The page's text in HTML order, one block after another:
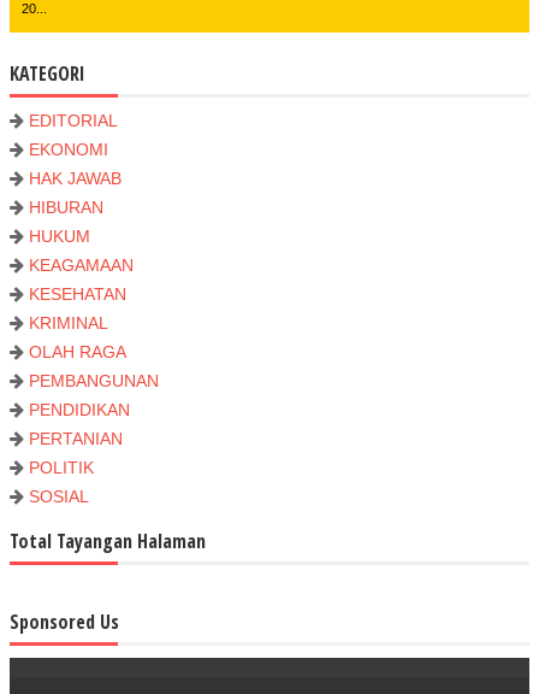
20...
KATEGORI
EDITORIAL
EKONOMI
HAK JAWAB
HIBURAN
HUKUM
KEAGAMAAN
KESEHATAN
KRIMINAL
OLAH RAGA
PEMBANGUNAN
PENDIDIKAN
PERTANIAN
POLITIK
SOSIAL
Total Tayangan Halaman
Sponsored Us